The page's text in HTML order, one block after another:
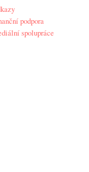
podpora
spolupráce